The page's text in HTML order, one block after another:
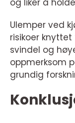
Ulemper ved
risikoer
svindel og
oppmerksom
grundig